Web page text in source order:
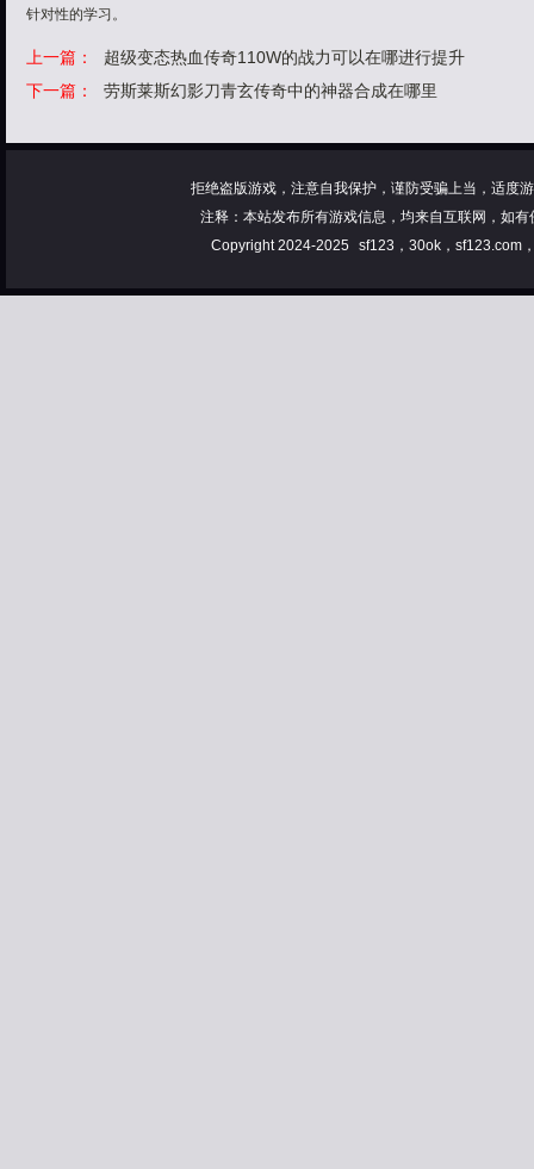
针对性的学习。
上一篇：
超级变态热血传奇110W的战力可以在哪进行提升
下一篇：
劳斯莱斯幻影刀青玄传奇中的神器合成在哪里
拒绝盗版游戏，注意自我保护，谨防受骗上当，适度
注释：本站发布所有游戏信息，均来自互联网，如
Copyright 2024-2025
sf123，30ok，sf123.com